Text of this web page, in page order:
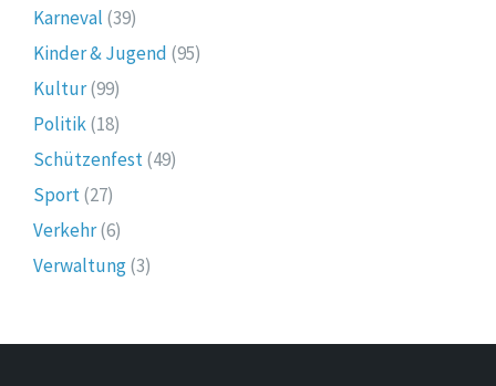
Karneval (39)
Kinder & Jugend (95)
Kultur(99)
Politik(18)
Schützenfest(49)
Sport(27)
Verkehr(6)
Verwaltung(3)